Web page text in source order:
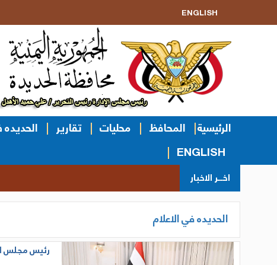
ENGLISH
الرئيسية المحافظ محليات تقارير الحديده
ENGLISH
اخــر الاخبار
الحديده في الاعلام
رئيس مجلس